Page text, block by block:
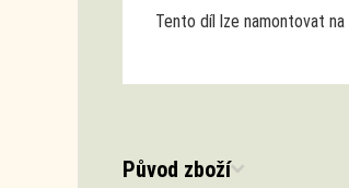
Tento díl lze namontovat na
Původ zboží